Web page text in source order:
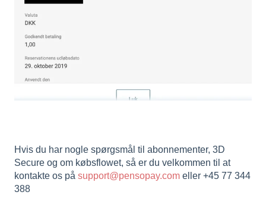
Hvis du har nogle spørgsmål til abonnementer, 3D
Secure og om købsflowet, så er du velkommen til at
kontakte os på support@pensopay.com eller +45 77 344
388